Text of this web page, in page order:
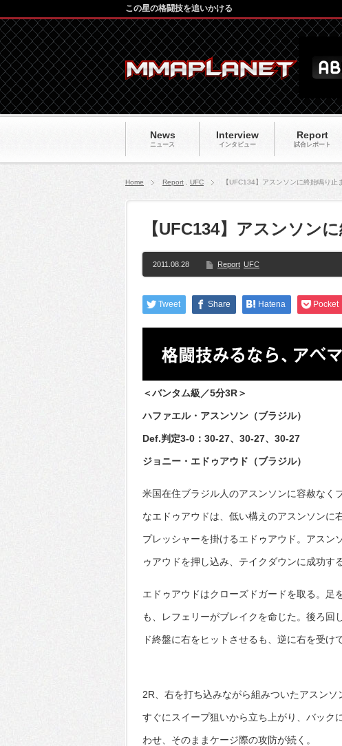
News
ニュース
Interview
インタビュー
Report
試合レポート
この星の格闘技を追いかける
Home Report UFC 【UFC134】アスンソンに終始鳴り止
【UFC134】アスンソン
2011.08.28 Report UFC
Tweet Share Hatena Pocket
＜バンタム級／5分3R＞
ハファエル・アスンソン（ブラジル）
Def.判定3-0：30-27、30-27、30-27
ジョニー・エドゥアウド（ブラジル）
米国在住ブラジル人のアスンソンに容赦なく
なエドゥアウドは、低い構えのアスンソンに
プレッシャーを掛けるエドゥアウド。アスン
ゥアウドを押し込み、テイクダウンに成功する
エドゥアウドはクローズドガードを取る。足
も、レフェリーがブレイクを命じた。後ろ回
ド終盤に右をヒットさせるも、逆に右を受け
2R、右を打ち込みながら組みついたアスンソ
すぐにスイープ狙いから立ち上がり、バック
わせ、そのままケージ際の攻防が続く。